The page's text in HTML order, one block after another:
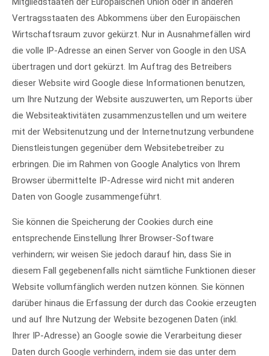
Vertragsstaaten des Abkommens über den Europäischen
Wirtschaftsraum zuvor gekürzt. Nur in Ausnahmefällen wird
die volle IP-Adresse an einen Server von Google in den USA
übertragen und dort gekürzt. Im Auftrag des Betreibers
dieser Website wird Google diese Informationen benutzen,
um Ihre Nutzung der Website auszuwerten, um Reports über
die Websiteaktivitäten zusammenzustellen und um weitere
mit der Websitenutzung und der Internetnutzung verbundene
Dienstleistungen gegenüber dem Websitebetreiber zu
erbringen. Die im Rahmen von Google Analytics von Ihrem
Browser übermittelte IP-Adresse wird nicht mit anderen
Daten von Google zusammengeführt.
Sie können die Speicherung der Cookies durch eine
entsprechende Einstellung Ihrer Browser-Software
verhindern; wir weisen Sie jedoch darauf hin, dass Sie in
diesem Fall gegebenenfalls nicht sämtliche Funktionen dieser
Website vollumfänglich werden nutzen können. Sie können
darüber hinaus die Erfassung der durch das Cookie erzeugten
und auf Ihre Nutzung der Website bezogenen Daten (inkl.
Ihrer IP-Adresse) an Google sowie die Verarbeitung dieser
Daten durch Google verhindern, indem sie das unter dem